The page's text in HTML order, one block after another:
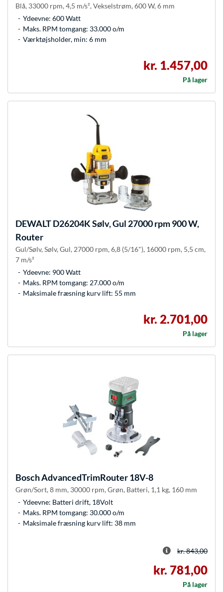
Blå, 33000 rpm, 4,5 m/s², Vekselstrøm, 600 W, 6 mm
Ydeevne: 600 Watt
Maks. RPM tomgang: 33.000 o/m
Værktøjsholder, min: 6 mm
kr. 1.457,00
På lager
DEWALTD26204K Sølv, Gul 27000 rpm 900 W,
Router
Gul/Sølv, Sølv, Gul, 27000 rpm, 6,8 (5/16"), 16000 rpm, 5,5 cm,
7 m/s²
Ydeevne: 900 Watt
Maks. RPM tomgang: 27.000 o/m
Maksimale fræsning kurv lift: 55 mm
kr. 2.701,00
På lager
BoschAdvancedTrimRouter 18V-8
Grøn/Sort, 8 mm, 30000 rpm, Grøn, Batteri, 1,1 kg, 160 mm
Ydeevne: Batteri drift, 18Volt
Maks. RPM tomgang: 30.000 o/m
Maksimale fræsning kurv lift: 38 mm
kr. 843,00
kr. 781,00
På lager